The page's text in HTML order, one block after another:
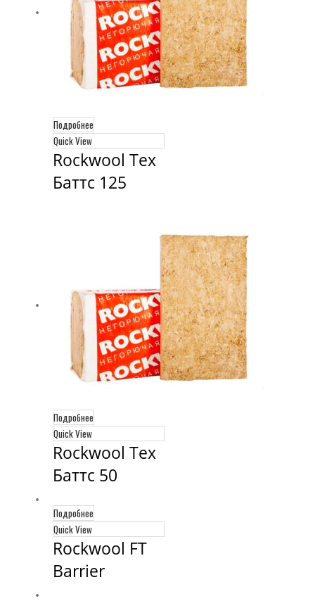
Подробнее
Quick View
Rockwool Тех
Баттс 125
Подробнее
Quick View
Rockwool Тех
Баттс 50
Подробнее
Quick View
Rockwool FT
Barrier